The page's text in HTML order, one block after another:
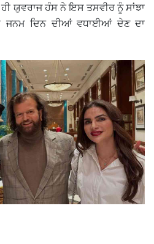
ਯੁਵਰਾਜ ਹੰਸ ਨੇ ਇਸ ਤਸਵੀਰ ਨੂੰ ਸਾਂਝਾ
ਜਨਮ ਦਿਨ ਦੀਆਂ ਵਧਾਈਆਂ ਦੇਣ ਦਾ